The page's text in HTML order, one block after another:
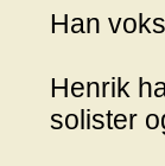
Han
Henrik
solister